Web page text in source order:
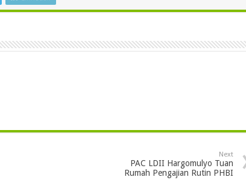
Next
PAC LDII Hargomulyo Tuan
Rumah Pengajian Rutin PHBI